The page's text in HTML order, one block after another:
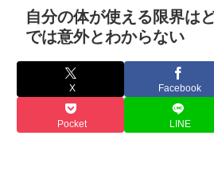
自分の体が使える限界は
では意外とわからない
X Facebook
Pocket LINE